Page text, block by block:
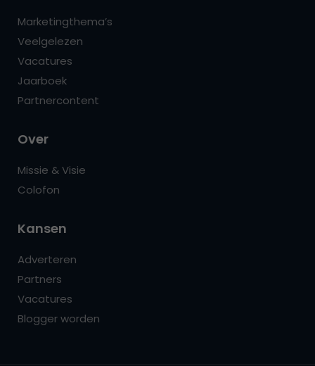
Marketingthema’s
Veelgelezen
Vacatures
Jaarboek
Partnercontent
Over
Missie & Visie
Colofon
Kansen
Adverteren
Partners
Vacatures
Blogger worden